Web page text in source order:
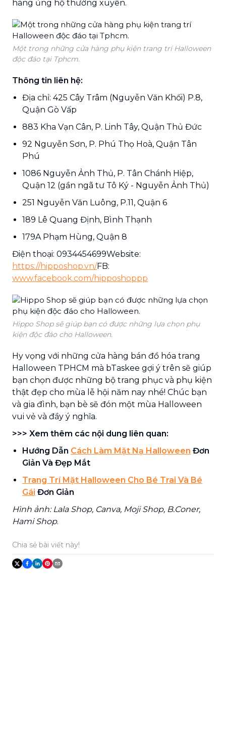
hàng ủng hộ thường xuyên.
Một trong những cửa hàng phụ kiện trang trí Halloween
độc đáo tại Tphcm.
Thông tin liên hệ:
Địa chỉ: 425 Cây Trâm (Nguyễn Văn Khối) P.8,
Quận Gò Vấp
883 Kha Vạn Cân, P. Linh Tây, Quận Thủ Đức
92 Nguyễn Sơn, P. Phú Thọ Hoà, Quận Tân
Phú
1086 Nguyễn Ảnh Thủ, P. Tân Chánh Hiệp,
Quận 12 (gần ngã tư Tô Ký - Nguyễn Ảnh Thủ)
251 Nguyễn Văn Luông, P.11, Quận 6
189 Lê Quang Định, Bình Thạnh
179A Phạm Hùng, Quận 8
Điện thoại: 0934454699Website:
https://hipposhop.vn/FB:
www.facebook.com/hipposhoppp
Hippo Shop sẽ giúp bạn có được những lựa chọn phụ
kiện độc đáo cho Halloween.
Hy vọng với những cửa hàng bán đồ hóa trang
Halloween TPHCM mà bTaskee gợi ý trên sẽ giúp
bạn chọn được những bộ trang phục và phụ kiện
thật đẹp cho mùa lễ hội năm nay nhé! Chúc bạn
và gia đình, bạn bè sẽ đón một mùa Halloween
vui vẻ và đầy ý nghĩa.
>>> Xem thêm các nội dung liên quan:
Hướng Dẫn Cách Làm Mặt Nạ Halloween Đơn
Giản Và Đẹp Mắt
Trang Trí Mặt Halloween Cho Bé Trai Và Bé
Gái Đơn Giản
Hình ảnh: Lala Shop, Canva, Moji Shop, B.Coner,
Hami Shop.
Chia sẻ bài viết này!